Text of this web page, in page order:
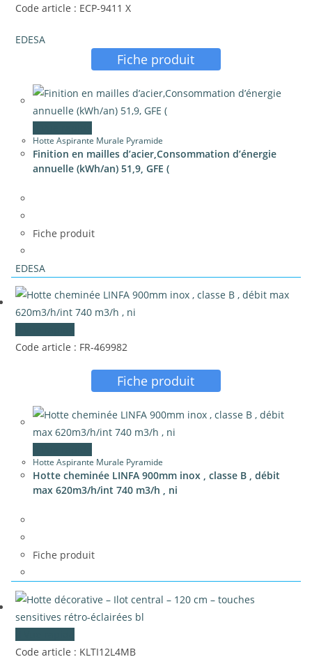
Code article : ECP-9411 X
EDESA
Fiche produit
Hotte Aspirante Murale Pyramide
Finition en mailles d’acier,Consommation d’énergie
annuelle (kWh/an) 51,9, GFE (
Fiche produit
EDESA
Code article : FR-469982
Fiche produit
Hotte Aspirante Murale Pyramide
Hotte cheminée LINFA 900mm inox , classe B , débit
max 620m3/h/int 740 m3/h , ni
Fiche produit
Code article : KLTI12L4MB